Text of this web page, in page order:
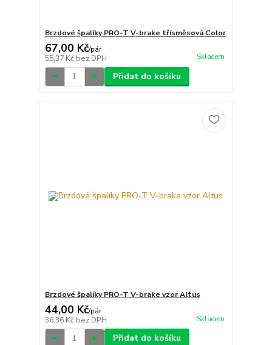
Brzdové špalíky PRO-T V-brake třísměsová Color
67,00 Kč/pár
55,37 Kč bez DPH Skladem
Přidat do košíku
Brzdové špalíky PRO-T V-brake vzor Altus
44,00 Kč/pár
36,36 Kč bez DPH Skladem
Přidat do košíku